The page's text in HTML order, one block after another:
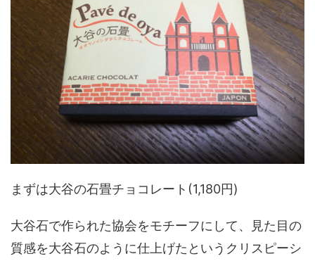
まずは大谷の石畳チョコレート(1,180円)
大谷石で作られた協会をモチーフにして、見た目の
質感を大谷石のように仕上げたというクリスピーシ